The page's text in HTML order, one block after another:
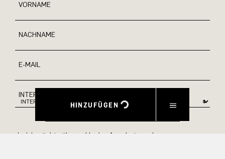
HINZUFÜGEN
VORNAME
NACHNAME
E-MAIL
INTERESSEN
Ja, ich möchte über exklusive Angebote und